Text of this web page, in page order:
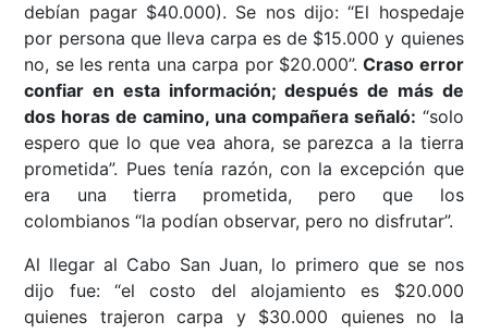
debían pagar $40.000). Se nos dijo: “El hospedaje
por persona que lleva carpa es de $15.000 y quienes
no, se les renta una carpa por $20.000”.Craso error
confiar en esta información; después de más de
dos horas de camino, una compañera señaló: “solo
espero que lo que vea ahora, se parezca a la tierra
prometida”. Pues tenía razón, con la excepción que
era una tierra prometida, pero que los
colombianos “la podían observar, pero no disfrutar”.
Al llegar al Cabo San Juan, lo primero que se nos
dijo fue: “el costo del alojamiento es $20.000
quienes trajeron carpa y $30.000 quienes no la